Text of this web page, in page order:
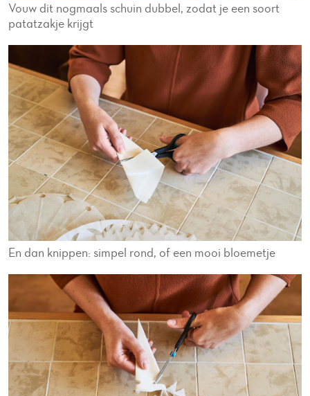
Vouw dit nogmaals schuin dubbel, zodat je een soort
patatzakje krijgt
En dan knippen: simpel rond, of een mooi bloemetje